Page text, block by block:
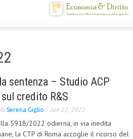
sentenza – Studio ACP
credito R&S
di Serena Giglio - Jun 22, 2022
5918/2022 odierna, in via inedita
la CTP di Roma accoglie il ricorso del